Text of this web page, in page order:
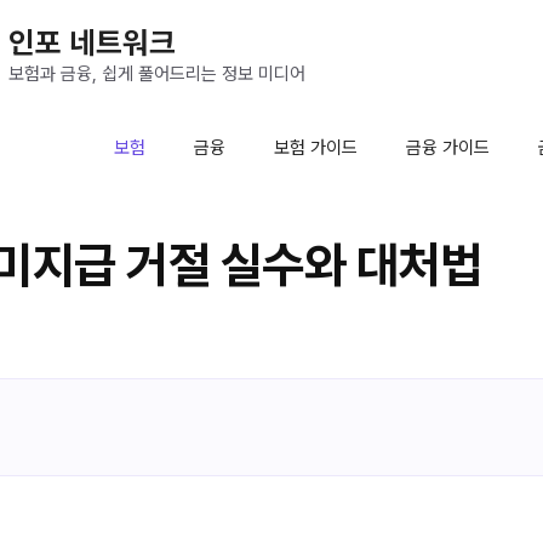
인포 네트워크
보험과 금융, 쉽게 풀어드리는 정보 미디어
보험 금융 보험 가이드 금융 가이드
지급 거절 실수와 대처법